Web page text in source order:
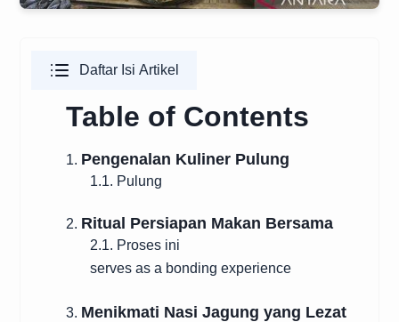
Daftar Isi Artikel
Table of Contents
1. Pengenalan Kuliner Pulung
1.1. Pulung
2. Ritual Persiapan Makan Bersama
2.1. Proses ini
serves as a bonding experience
3. Menikmati Nasi Jagung yang Lezat